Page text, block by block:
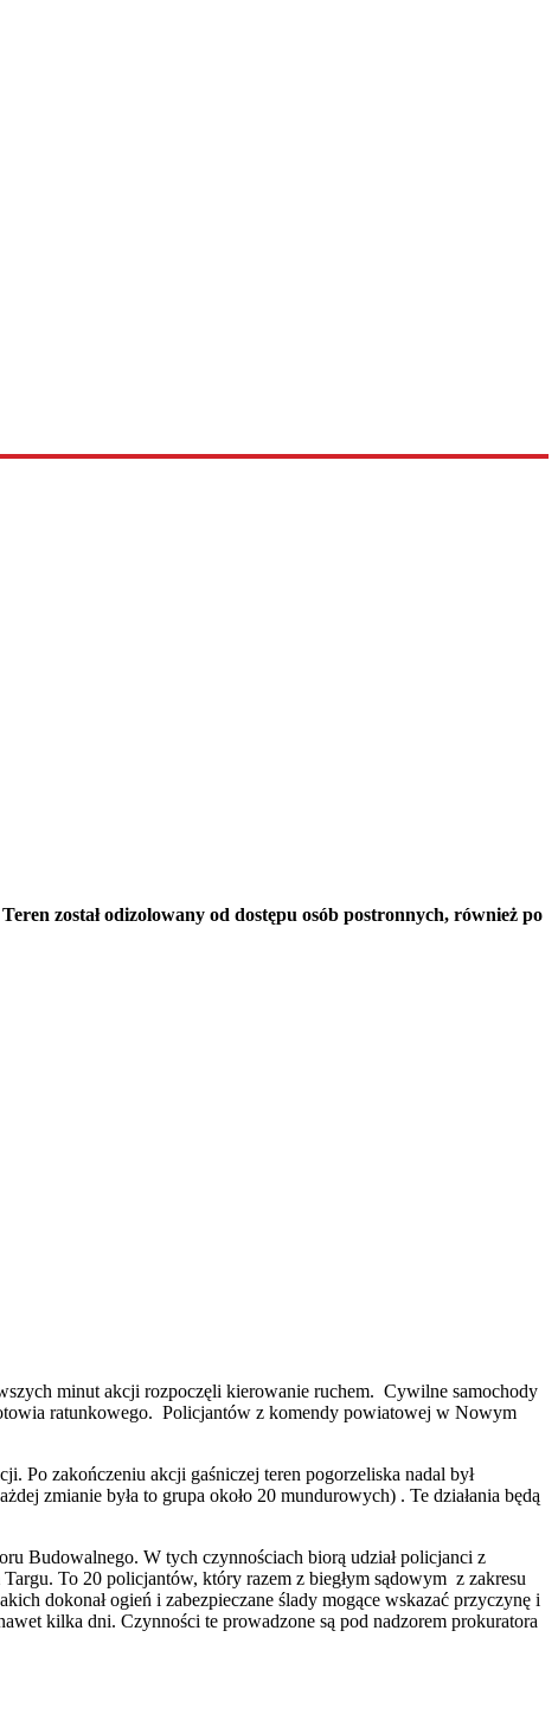
został odizolowany od dostępu osób postronnych, również po
minut akcji rozpoczęli kierowanie ruchem. Cywilne samochody
ratunkowego. Policjantów z komendy powiatowej w Nowym
Po zakończeniu akcji gaśniczej teren pogorzeliska nadal był
zmianie była to grupa około 20 mundurowych) . Te działania będą
Budowalnego. W tych czynnościach biorą udział policjanci z
To 20 policjantów, który razem z biegłym sądowym z zakresu
dokonał ogień i zabezpieczane ślady mogące wskazać przyczynę i
kilka dni. Czynności te prowadzone są pod nadzorem prokuratora